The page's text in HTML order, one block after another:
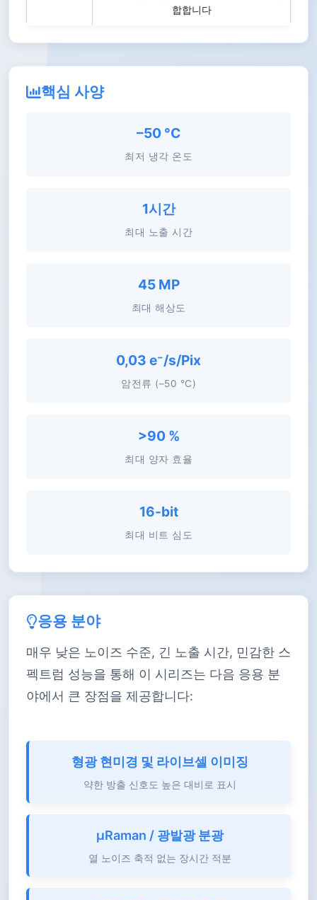
합합니다
핵심 사양
–50 °C
최저 냉각 온도
1시간
최대 노출 시간
45 MP
최대 해상도
0,03 e⁻/s/Pix
암전류 (–50 °C)
>90 %
최대 양자 효율
16-bit
최대 비트 심도
응용 분야
매우 낮은 노이즈 수준, 긴 노출 시간, 민감한 스
펙트럼 성능을 통해 이 시리즈는 다음 응용 분
야에서 큰 장점을 제공합니다:
형광 현미경 및 라이브셀 이미징
약한 방출 신호도 높은 대비로 표시
μRaman / 광발광 분광
열 노이즈 축적 없는 장시간 적분